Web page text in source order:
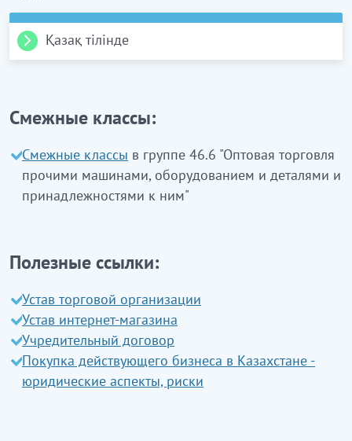
Қазақ тілінде
машина мен жабдықтарды көтерме
саудада сату
ЭҚЖЖ 46.64.0Тоқыма өнеркәсібіне, тігін және
Бұл ішкі класқа сондай-ақ:
бағдарламалық басқарылатын тоқыма
өнеркәсібіне, тігін және өру машиналарға
арналған машина мен жабдықтарды көтерме
саудада сатукіреді
Смежные классы:
Смежные классы в группе 46.6 "Оптовая торговля
прочими машинами, оборудованием и деталями и
принадлежностями к ним"
Полезные ссылки:
Устав торговой организации
Устав интернет-магазина
Учредительный договор
Покупка действующего бизнеса в Казахстане -
юридические аспекты, риски